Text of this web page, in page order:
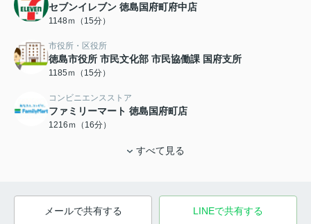
セブンイレブン 徳島国府町府中店
1148ｍ（15分）
市役所・区役所
徳島市役所 市民文化部 市民協働課 国府支所
1185ｍ（15分）
コンビニエンスストア
ファミリーマート 徳島国府町店
1216ｍ（16分）
すべて見る
メールで共有する LINEで共有する